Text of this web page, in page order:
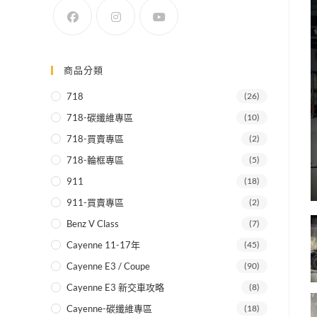
商品分類
718 (26)
718-碳纖維專區 (10)
718-買賣專區 (2)
718-輪框專區 (5)
911 (18)
911-買賣專區 (2)
Benz V Class (7)
Cayenne 11-17年 (45)
Cayenne E3 / Coupe (90)
Cayenne E3 新交車攻略 (8)
Cayenne-碳纖維專區 (18)